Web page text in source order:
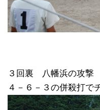
３回裏 八幡浜の攻撃
４－６－３の併殺打で